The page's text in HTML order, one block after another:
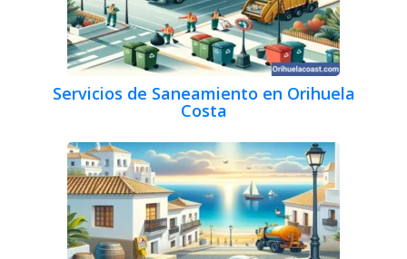
Servicios de Saneamiento en Orihuela
Costa